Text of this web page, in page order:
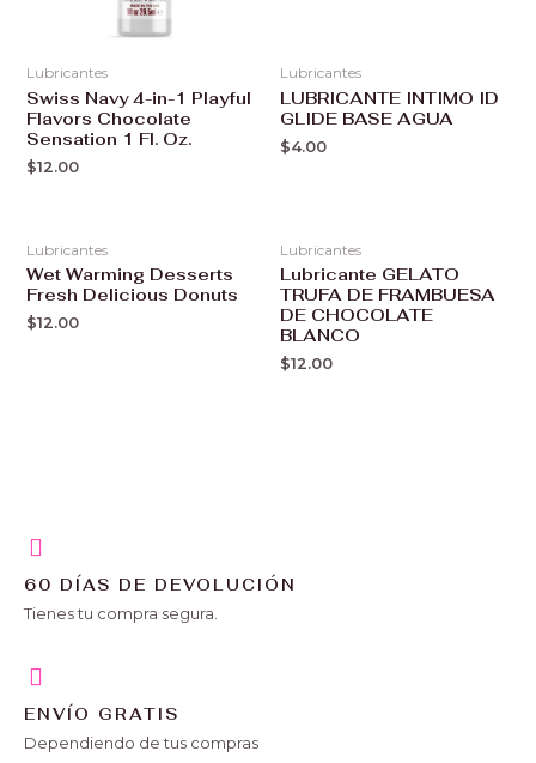
Lubricantes
Swiss Navy 4-in-1 Playful
Flavors Chocolate
Sensation 1 Fl. Oz.
$12.00
Lubricantes
LUBRICANTE INTIMO ID
GLIDE BASE AGUA
$4.00
Lubricantes
Wet Warming Desserts
Fresh Delicious Donuts
$12.00
Lubricantes
Lubricante GELATO
TRUFA DE FRAMBUESA
DE CHOCOLATE
BLANCO
$12.00
60 DÍAS DE DEVOLUCIÓN
Tienes tu compra segura.
ENVÍO GRATIS
Dependiendo de tus compras